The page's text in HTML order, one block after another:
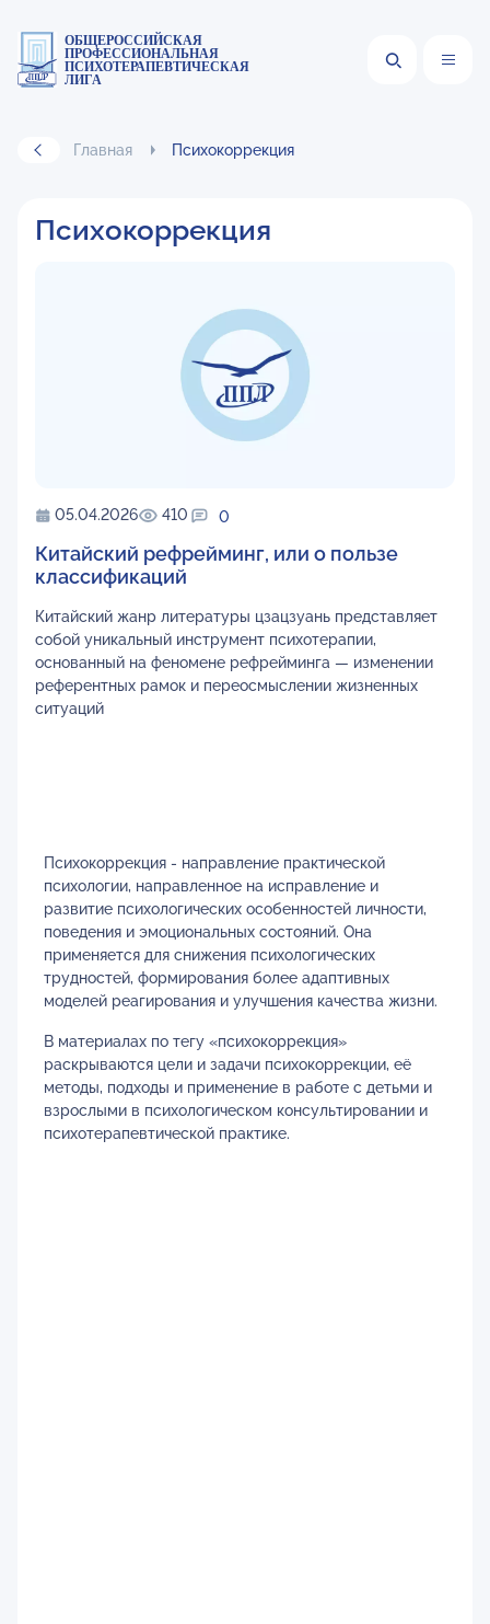
ОБЩЕРОССИЙСКАЯ
ПРОФЕССИОНАЛЬНАЯ
ПСИХОТЕРАПЕВТИЧЕСКАЯ
ЛИГА
Главная Психокоррекция
Психокоррекция
05.04.2026 410 0
Китайский рефрейминг, или о пользе
классификаций
Китайский жанр литературы цзацзуань представляет
собой уникальный инструмент психотерапии,
основанный на феномене рефрейминга — изменении
референтных рамок и переосмыслении жизненных
ситуаций
Психокоррекция - направление практической
психологии, направленное на исправление и
развитие психологических особенностей личности,
поведения и эмоциональных состояний. Она
применяется для снижения психологических
трудностей, формирования более адаптивных
моделей реагирования и улучшения качества жизни.
В материалах по тегу «психокоррекция»
раскрываются цели и задачи психокоррекции, её
методы, подходы и применение в работе с детьми и
взрослыми в психологическом консультировании и
психотерапевтической практике.